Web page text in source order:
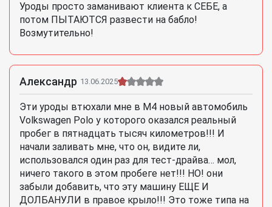
Уроды просто заманивают клиента к СЕБЕ, а
потом ПЫТАЮТСЯ развести на бабло!
Возмутительно!
Александр 13.06.2025
Эти уроды втюхали мне в М4 новый автомобиль
Volkswagen Polo у которого оказался реальный
пробег в пятнадцать тысяч километров!!! И
начали заливать мне, что он, видите ли,
использовался один раз для тест-драйва… мол,
ничего такого в этом пробеге нет!!! НО! они
забыли добавить, что эту машину ЕЩЕ И
ДОЛБАНУЛИ в правое крыло!!! Это тоже типа на